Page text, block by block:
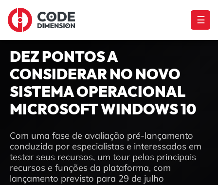
☰
DEZ PONTOS A
CONSIDERAR NO NOVO
SISTEMA OPERACIONAL
MICROSOFT WINDOWS 10
Com uma fase de avaliação pré-lançamento
conduzida por especialistas e interessados ​​em
testar seus recursos, um tour pelos principais
recursos e funções da plataforma, com
lançamento previsto para 29 de julho